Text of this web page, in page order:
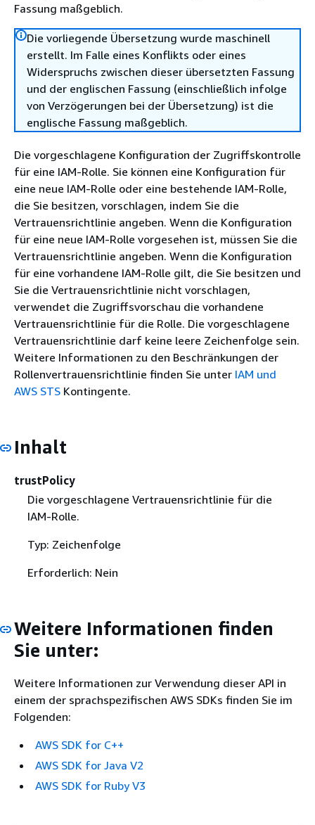
Fassung maßgeblich.
Die vorliegende Übersetzung wurde maschinell
erstellt. Im Falle eines Konflikts oder eines
Widerspruchs zwischen dieser übersetzten Fassung
und der englischen Fassung (einschließlich infolge
von Verzögerungen bei der Übersetzung) ist die
englische Fassung maßgeblich.
Die vorgeschlagene Konfiguration der Zugriffskontrolle
für eine IAM-Rolle. Sie können eine Konfiguration für
eine neue IAM-Rolle oder eine bestehende IAM-Rolle,
die Sie besitzen, vorschlagen, indem Sie die
Vertrauensrichtlinie angeben. Wenn die Konfiguration
für eine neue IAM-Rolle vorgesehen ist, müssen Sie die
Vertrauensrichtlinie angeben. Wenn die Konfiguration
für eine vorhandene IAM-Rolle gilt, die Sie besitzen und
Sie die Vertrauensrichtlinie nicht vorschlagen,
verwendet die Zugriffsvorschau die vorhandene
Vertrauensrichtlinie für die Rolle. Die vorgeschlagene
Vertrauensrichtlinie darf keine leere Zeichenfolge sein.
Weitere Informationen zu den Beschränkungen der
Rollenvertrauensrichtlinie finden Sie unter IAM und
AWS STS Kontingente.
Inhalt
trustPolicy
Die vorgeschlagene Vertrauensrichtlinie für die
IAM-Rolle.
Typ: Zeichenfolge
Erforderlich: Nein
Weitere Informationen finden
Sie unter:
Weitere Informationen zur Verwendung dieser API in
einem der sprachspezifischen AWS SDKs finden Sie im
Folgenden:
AWS SDK for C++
AWS SDK for Java V2
AWS SDK for Ruby V3